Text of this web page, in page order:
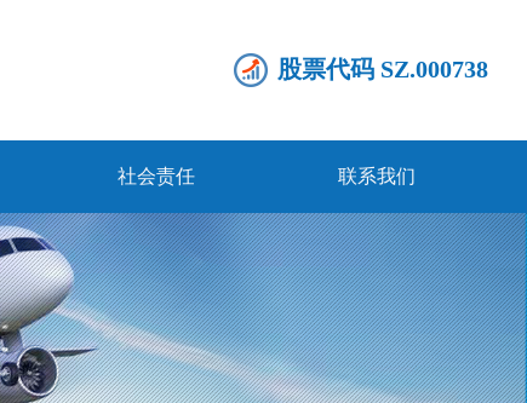
股票代码 SZ.000738
社会责任 联系我们